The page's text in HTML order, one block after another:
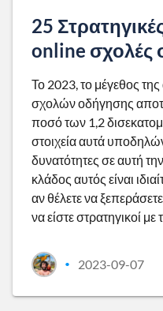
25
online σχολές
Το 2023, το μέγεθος
σχολών οδήγησης
ποσό των 1,2
στοιχεία αυτά
δυνατότητες σε αυτή
κλάδος αυτός είναι
αν θέλετε να
να είστε στρατηγικοί με
• 2023-09-07